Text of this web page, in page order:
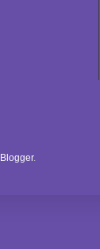
Blogger.